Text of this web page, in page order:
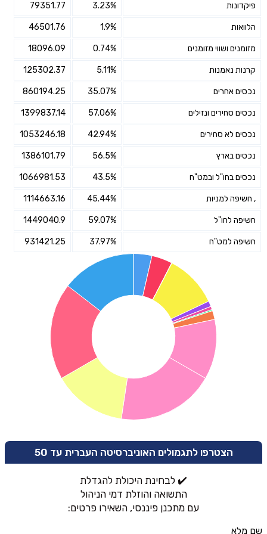
פיקדונות 3.23%
79351.77
הלוואות 1.9%
46501.76
מזומנים ושווי מזומנים 0.74%
18096.09
קרנות נאמנות 5.11%
125302.37
נכסים אחרים 35.07%
860194.25
נכסים סחירים ונזילים 57.06%
1399837.14
נכסים לא סחירים 42.94%
1053246.18
נכסים בארץ 56.5%
1386101.79
נכסים בחו"ל ובמט"ח 43.5%
1066981.53
, חשיפה למניות 45.44%
1114663.16
חשיפה לחו"ל 59.07%
1449040.9
חשיפה למט"ח 37.97%
931421.25
הצטרפו לתגמולים האוניברסיטה העברית עד 50
✔️ לבחינת היכולת להגדלת
התשואה והוזלת דמי הניהול
עם מתכנן פיננסי, השאירו פרטים:
שם מלא